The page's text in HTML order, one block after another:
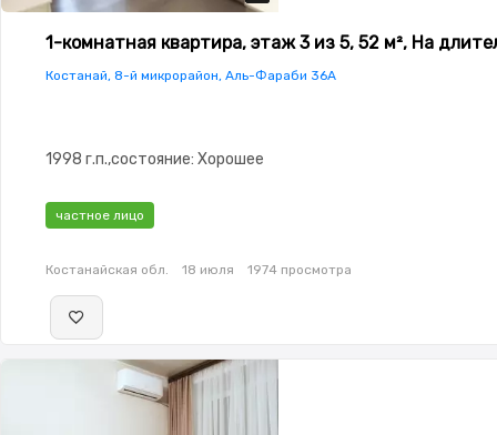
1-комнатная квартира, этаж 3 из 5, 52 м², На
Костанай, 8-й микрорайон, Аль-Фараби 36А
1998 г.п.,состояние: Хорошее
частное лицо
Костанайская обл. 18 июля 1974 просмотра